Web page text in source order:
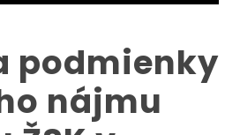
podmienky
nájmu